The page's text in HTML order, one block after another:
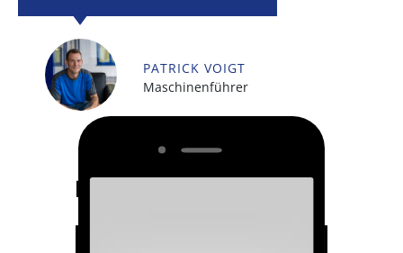
PATRICK VOIGT
Maschinenführer